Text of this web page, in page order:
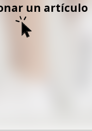
un artículo